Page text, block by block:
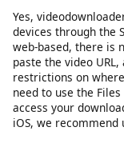
We primarily
most widely
platforms. MP4
iOS, and most
extraction, we
Additional formats
platform and